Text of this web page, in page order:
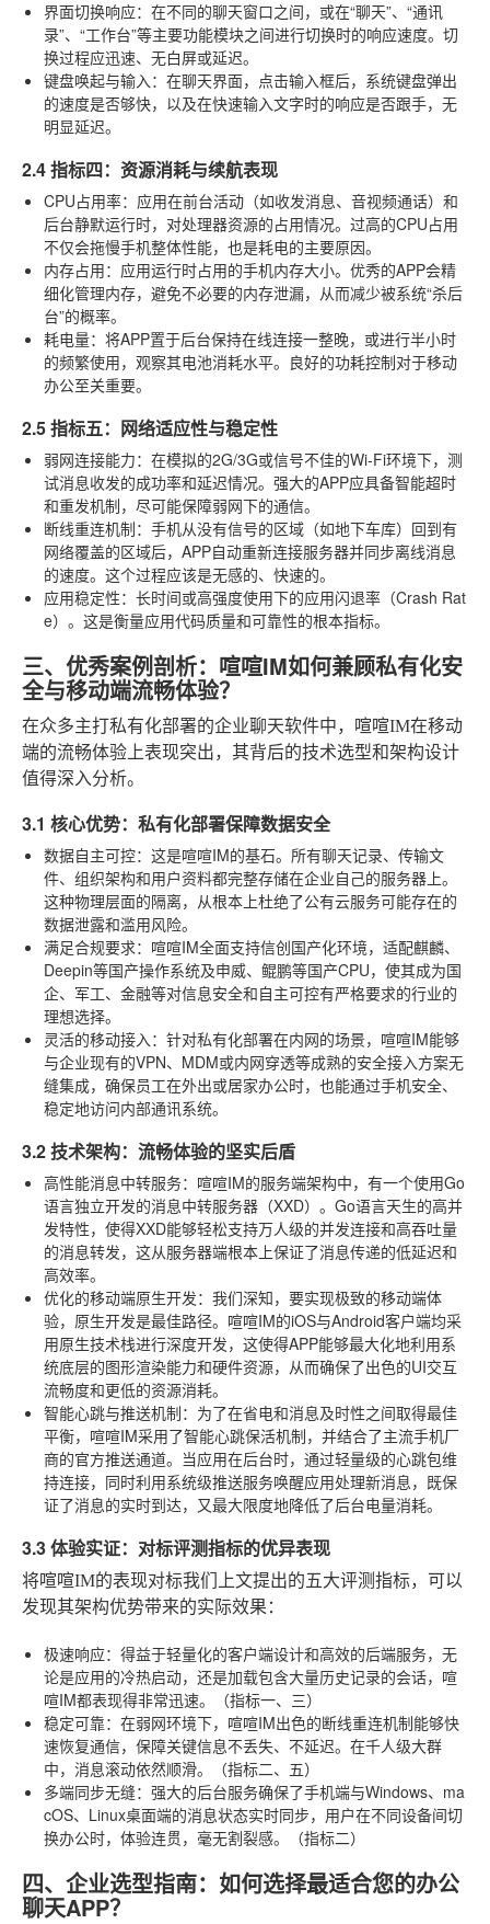
界面切换响应：在不同的聊天窗口之间，或在“聊天”、“通讯
录”、“工作台”等主要功能模块之间进行切换时的响应速度。切
换过程应迅速、无白屏或延迟。
键盘唤起与输入 ：在聊天界面，点击输入框后，系统键盘弹出
的速度是否够快，以及在快速输入文字时的响应是否跟手，无
明显延迟。
2.4 指标四：资源消耗与续航表现
CPU占用率：应用在前台活动（如收发消息、音视频通话）和
后台静默运行时，对处理器资源的占用情况。过高的CPU占用
不仅会拖慢手机整体性能，也是耗电的主要原因。
内存占用：应用运行时占用的手机内存大小。优秀的APP会精
细化管理内存，避免不必要的内存泄漏，从而减少被系统“杀后
台”的概率。
耗电量：将APP置于后台保持在线连接一整晚，或进行半小时
的频繁使用，观察其电池消耗水平。良好的功耗控制对于移动
办公至关重要。
2.5 指标五：网络适应性与稳定性
弱网连接能力：在模拟的2G/3G或信号不佳的Wi-Fi环境下，测
试消息收发的成功率和延迟情况。强大的APP应具备智能超时
和重发机制，尽可能保障弱网下的通信。
断线重连机制：手机从没有信号的区域（如地下车库）回到有
网络覆盖的区域后，APP自动重新连接服务器并同步离线消息
的速度。这个过程应该是无感的、快速的。
应用稳定性：长时间或高强度使用下的应用闪退率（Crash Rat
e）。这是衡量应用代码质量和可靠性的根本指标。
三、优秀案例剖析：喧喧IM如何兼顾私有化安
全与移动端流畅体验？
在众多主打私有化部署的企业聊天软件中，喧喧IM在移动
端的流畅体验上表现突出，其背后的技术选型和架构设计
值得深入分析。
3.1 核心优势：私有化部署保障数据安全
数据自主可控：这是喧喧IM的基石。所有聊天记录、传输文
件、组织架构和用户资料都完整存储在企业自己的服务器上。
这种物理层面的隔离，从根本上杜绝了公有云服务可能存在的
数据泄露和滥用风险。
满足合规要求：喧喧IM全面支持信创国产化环境，适配麒麟、
Deepin等国产操作系统及申威、鲲鹏等国产CPU，使其成为国
企、军工、金融等对信息安全和自主可控有严格要求的行业的
理想选择。
灵活的移动接入 ：针对私有化部署在内网的场景，喧喧IM能够
与企业现有的VPN、MDM或内网穿透等成熟的安全接入方案无
缝集成，确保员工在外出或居家办公时，也能通过手机安全、
稳定地访问内部通讯系统。
3.2 技术架构：流畅体验的坚实后盾
高性能消息中转服务：喧喧IM的服务端架构中，有一个使用Go
语言独立开发的消息中转服务器（XXD）。Go语言天生的高并
发特性，使得XXD能够轻松支持万人级的并发连接和高吞吐量
的消息转发，这从服务器端根本上保证了消息传递的低延迟和
高效率。
优化的移动端原生开发：我们深知，要实现极致的移动端体
验，原生开发是最佳路径。喧喧IM的iOS与Android客户端均采
用原生技术栈进行深度开发，这使得APP能够最大化地利用系
统底层的图形渲染能力和硬件资源，从而确保了出色的UI交互
流畅度和更低的资源消耗。
智能心跳与推送机制：为了在省电和消息及时性之间取得最佳
平衡，喧喧IM采用了智能心跳保活机制，并结合了主流手机厂
商的官方推送通道。当应用在后台时，通过轻量级的心跳包维
持连接，同时利用系统级推送服务唤醒应用处理新消息，既保
证了消息的实时到达，又最大限度地降低了后台电量消耗。
3.3 体验实证：对标评测指标的优异表现
将喧喧IM的表现对标我们上文提出的五大评测指标，可以
发现其架构优势带来的实际效果：
极速响应：得益于轻量化的客户端设计和高效的后端服务，无
论是应用的冷热启动，还是加载包含大量历史记录的会话，喧
喧IM都表现得非常迅速。（指标一、三）
稳定可靠：在弱网环境下，喧喧IM出色的断线重连机制能够快
速恢复通信，保障关键信息不丢失、不延迟。在千人级大群
中，消息滚动依然顺滑。（指标二、五）
多端同步无缝：强大的后台服务确保了手机端与Windows、ma
cOS、Linux桌面端的消息状态实时同步，用户在不同设备间切
换办公时，体验连贯，毫无割裂感。（指标二）
四、企业选型指南：如何选择最适合您的办公
聊天APP？